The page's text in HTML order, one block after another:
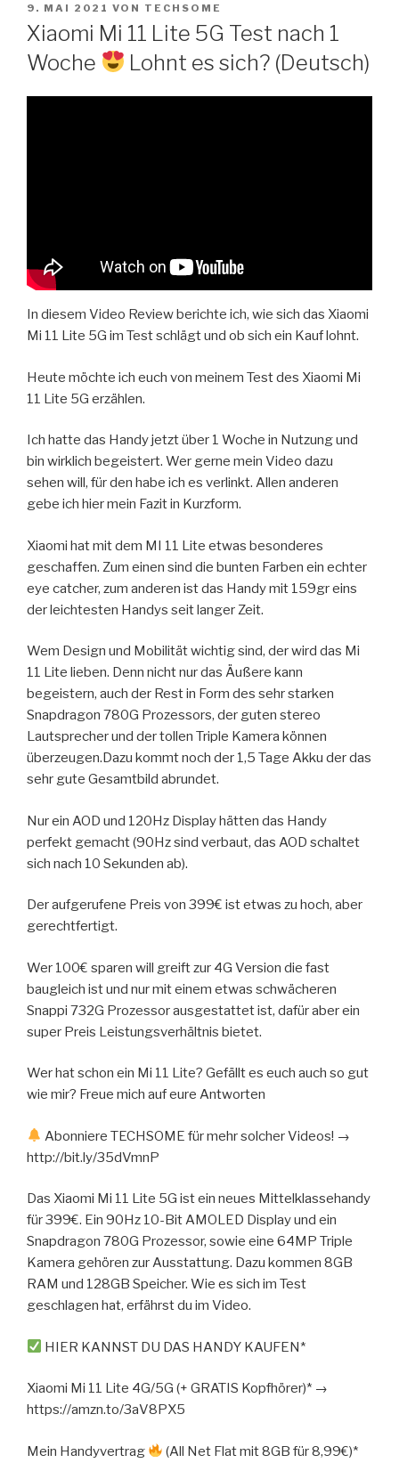
Inhalt
springen
VERÖFFENTLICHT
AM
9. MAI 2021 VON TECHSOME
Xiaomi Mi 11 Lite 5G Test nach 1
Woche
Lohnt es sich? (Deutsch)
In diesem Video Review berichte ich, wie sich das Xiaomi
Mi 11 Lite 5G im Test schlägt und ob sich ein Kauf lohnt.
Heute möchte ich euch von meinem Test des Xiaomi Mi
11 Lite 5G erzählen.
Ich hatte das Handy jetzt über 1 Woche in Nutzung und
bin wirklich begeistert. Wer gerne mein Video dazu
sehen will, für den habe ich es verlinkt. Allen anderen
gebe ich hier mein Fazit in Kurzform.
Xiaomi hat mit dem MI 11 Lite etwas besonderes
geschaffen. Zum einen sind die bunten Farben ein echter
eye catcher, zum anderen ist das Handy mit 159gr eins
der leichtesten Handys seit langer Zeit.
Wem Design und Mobilität wichtig sind, der wird das Mi
11 Lite lieben. Denn nicht nur das Äußere kann
begeistern, auch der Rest in Form des sehr starken
Snapdragon 780G Prozessors, der guten stereo
Lautsprecher und der tollen Triple Kamera können
überzeugen.Dazu kommt noch der 1,5 Tage Akku der das
sehr gute Gesamtbild abrundet.
Nur ein AOD und 120Hz Display hätten das Handy
perfekt gemacht (90Hz sind verbaut, das AOD schaltet
sich nach 10 Sekunden ab).
Der aufgerufene Preis von 399€ ist etwas zu hoch, aber
gerechtfertigt.
Wer 100€ sparen will greift zur 4G Version die fast
baugleich ist und nur mit einem etwas schwächeren
Snappi 732G Prozessor ausgestattet ist, dafür aber ein
super Preis Leistungsverhältnis bietet.
Wer hat schon ein Mi 11 Lite? Gefällt es euch auch so gut
wie mir? Freue mich auf eure Antworten
Abonniere TECHSOME für mehr solcher Videos! →
http://bit.ly/35dVmnP
Das Xiaomi Mi 11 Lite 5G ist ein neues Mittelklassehandy
für 399€. Ein 90Hz 10-Bit AMOLED Display und ein
Snapdragon 780G Prozessor, sowie eine 64MP Triple
Kamera gehören zur Ausstattung. Dazu kommen 8GB
RAM und 128GB Speicher. Wie es sich im Test
geschlagen hat, erfährst du im Video.
HIER KANNST DU DAS HANDY KAUFEN*
Xiaomi Mi 11 Lite 4G/5G (+ GRATIS Kopfhörer)* →
https://amzn.to/3aV8PX5
Mein Handyvertrag
(All Net Flat mit 8GB für 8,99€)*